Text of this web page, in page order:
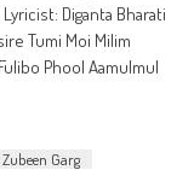
Lyricist: Diganta Bharati
Tumi Moi Milim
Phool Aamulmul
Zubeen Garg